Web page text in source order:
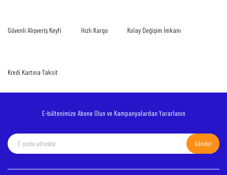
Güvenli Alışveriş Keyfi Hızlı Kargo Kolay Değişim İmkanı
Kredi Kartına Taksit
E-bültenimize Abone Olun ve Kampanyalardan Yararlanın
Gönder